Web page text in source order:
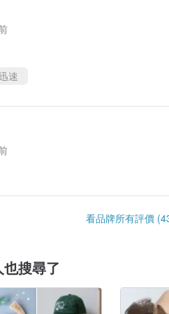
速
看品牌所有評價
搜尋了